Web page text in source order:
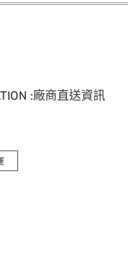
:廠商直送資訊